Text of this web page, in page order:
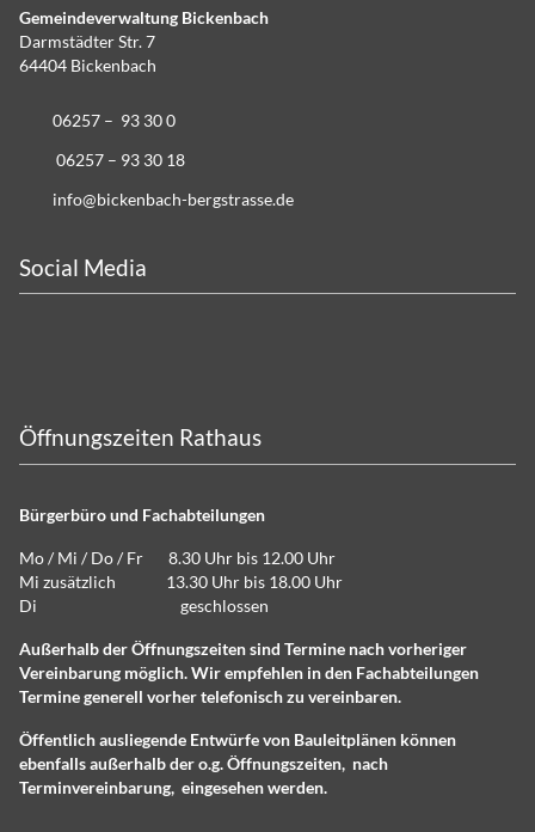
Gemeindeverwaltung Bickenbach
Darmstädter Str. 7
64404 Bickenbach
06257 – 93 30 0
06257 – 93 30 18
info@bickenbach-bergstrasse.de
Social Media
Öffnungszeiten Rathaus
Bürgerbüro und Fachabteilungen
Mo / Mi / Do / Fr 8.30 Uhr bis 12.00 Uhr
Mi zusätzlich 13.30 Uhr bis 18.00 Uhr
Di geschlossen
Außerhalb der Öffnungszeiten sind Termine nach vorheriger
Vereinbarung möglich. Wir empfehlen in den Fachabteilungen
Termine generell vorher telefonisch zu vereinbaren.
Öffentlich ausliegende Entwürfe von Bauleitplänen können
ebenfalls außerhalb der o.g. Öffnungszeiten, nach
Terminvereinbarung, eingesehen werden.